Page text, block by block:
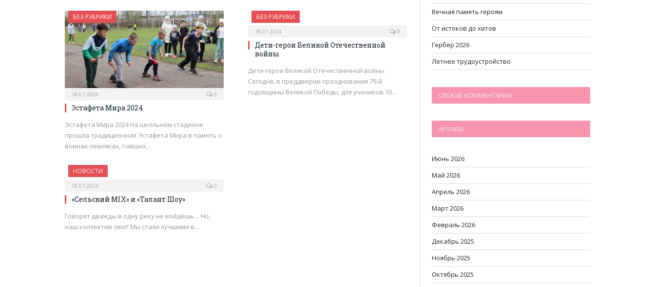
БЕЗ РУБРИКИ
18.07.2024 0
Эстафета Мира 2024
Эстафета Мира 2024 На школьном стадионе
прошла традиционная Эстафета Мира в память о
воинах-земляках, павших…
БЕЗ РУБРИКИ
18.07.2024 0
Дети-герои Великой Отечественной
войны
Дети-герои Великой Отечественной войны
Сегодня, в преддверии празднования 79-й
годовщины Великой Победы, для учеников 10…
НОВОСТИ
18.07.2024 0
«Сельский MIX» и «Талант Шоу»
Говорят дважды в одну реку не войдёшь… Но,
наш коллектив смог! Мы стали лучшими в…
Вечная память героям
От истоков до хитов
Гербер 2026
Летнее трудоустройство
СВЕЖИЕ КОММЕНТАРИИ
АРХИВЫ
Июнь 2026
Май 2026
Апрель 2026
Март 2026
Февраль 2026
Декабрь 2025
Ноябрь 2025
Октябрь 2025